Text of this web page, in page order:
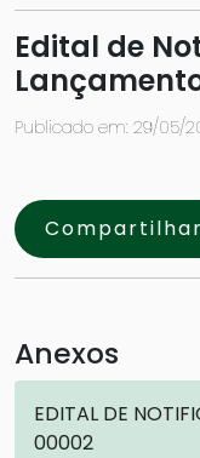
Edital de
Publicado em: 29/05/
Compartilhar
Anexos
EDITAL DE
00002